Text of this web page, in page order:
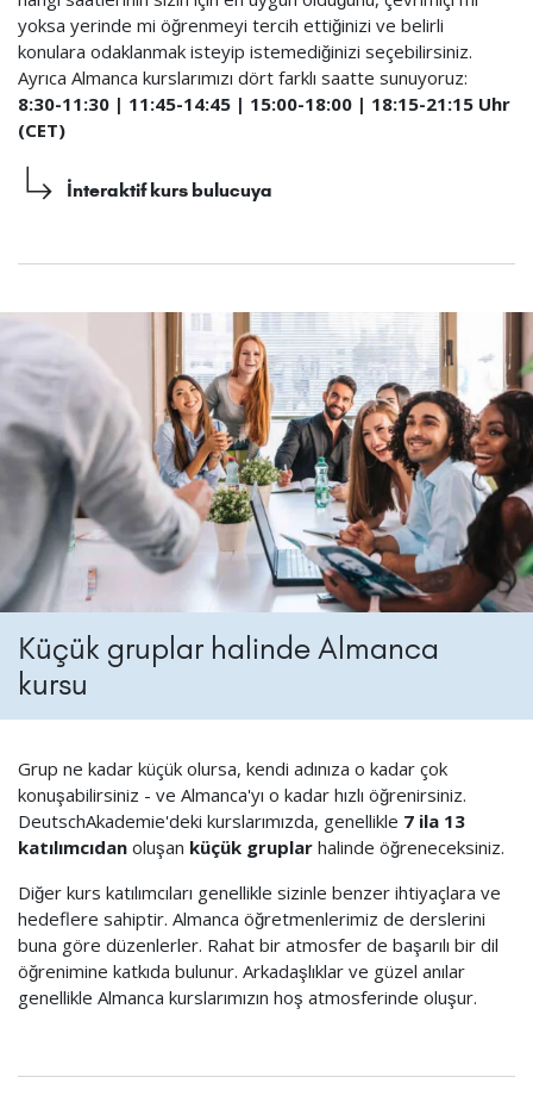
yoksa yerinde mi öğrenmeyi tercih ettiğinizi ve belirli
konulara odaklanmak isteyip istemediğinizi seçebilirsiniz.
Ayrıca Almanca kurslarımızı dört farklı saatte sunuyoruz:
8:30-11:30 | 11:45-14:45 | 15:00-18:00 | 18:15-21:15 Uhr
(CET)
İnteraktif kurs bulucuya
Küçük gruplar halinde Almanca
kursu
Grup ne kadar küçük olursa, kendi adınıza o kadar çok
konuşabilirsiniz - ve Almanca'yı o kadar hızlı öğrenirsiniz.
DeutschAkademie'deki kurslarımızda, genellikle 7 ila 13
katılımcıdan oluşan küçük gruplar halinde öğreneceksiniz.
Diğer kurs katılımcıları genellikle sizinle benzer ihtiyaçlara ve
hedeflere sahiptir. Almanca öğretmenlerimiz de derslerini
buna göre düzenlerler. Rahat bir atmosfer de başarılı bir dil
öğrenimine katkıda bulunur. Arkadaşlıklar ve güzel anılar
genellikle Almanca kurslarımızın hoş atmosferinde oluşur.